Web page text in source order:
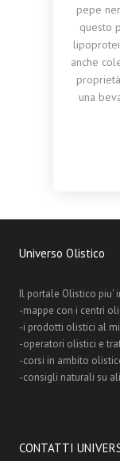
pepe
questo
anche
una
Universo Olistico
Il portale Olistico piu'
-mappe con i centri
-i prodotti olistici al
-operatori olistici e
-corsi in ambito
-consigli naturali su
CONTATTI